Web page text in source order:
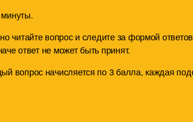
минуты.
читайте вопрос и следите за формой
ответ не может быть принят.
вопрос начисляется по 3 балла, каждая